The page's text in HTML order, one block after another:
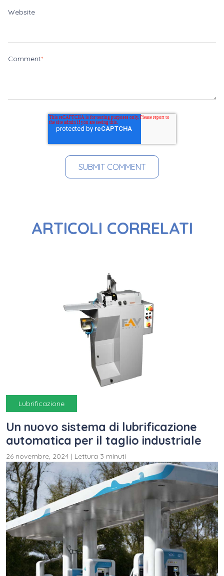
Website
Comment*
ARTICOLI CORRELATI
Lubrificazione
Un nuovo sistema di lubrificazione
automatica per il taglio industriale
26 novembre, 2024 | Lettura 3 minuti